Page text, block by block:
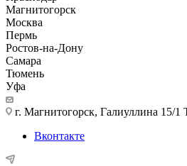
Магнитогорск
Москва
Пермь
Ростов-на-Дону
Самара
Тюмень
Уфа
г. Магнитогорск, Галиуллина 15/
Вконтакте